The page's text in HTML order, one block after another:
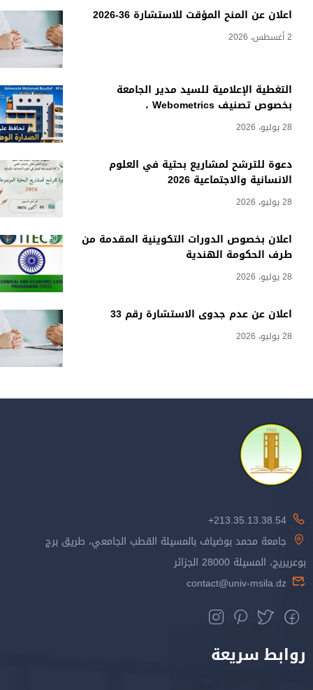
اعلان عن المنح المؤقت للاستشارة 36-2026
2 أغسطس، 2026
التغطية الإعلامية للسيد مدير الجامعة
بخصوص تصنيف Webometrics ،
28 يوليو، 2026
دعوة للترشح لمشاريع بحثية في العلوم
الانسانية والاجتماعية 2026
28 يوليو، 2026
اعلان بخصوص الدورات التكوينية المقدمة من
طرف الحكومة الهندية
28 يوليو، 2026
اعلان عن عدم جدوى الاستشارة رقم 33
28 يوليو، 2026
213.35.13.38.54+
جامعة محمد بوضياف بالمسيلة القطب الجامعي، طريق برج
بوعريريج، المسيلة 28000 الجزائر
contact@univ-msila.dz
روابط سريعة